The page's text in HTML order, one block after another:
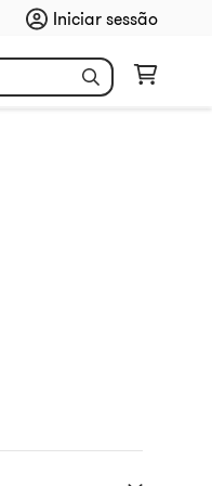
Iniciar sessão